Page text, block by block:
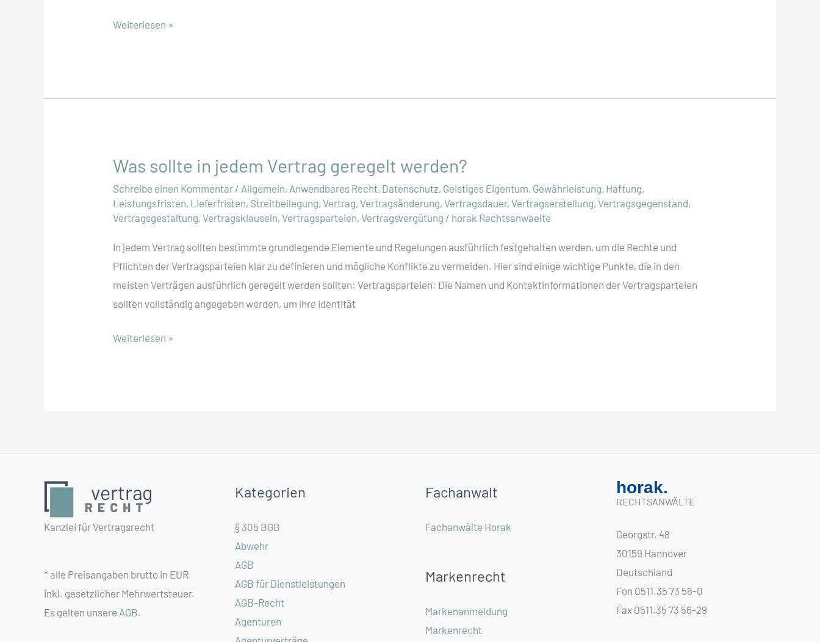
AGB
Weiterlesen »
Was sollte in jedem Vertrag geregelt werden?
Schreibe einen Kommentar / Allgemein, Anwendbares Recht, Datenschutz, Geistiges Eigentum, Gewährleistung, Haftung,
Leistungsfristen, Lieferfristen, Streitbeilegung,Vertrag,Vertragsänderung,Vertragsdauer,Vertragserstellung,Vertragsgegenstand,
Vertragsgestaltung,Vertragsklauseln,Vertragsparteien,Vertragsvergütung / horak Rechtsanwaelte
In jedem Vertrag sollten bestimmte grundlegende Elemente und Regelungen ausführlich festgehalten werden, um die Rechte und
Pflichten der Vertragsparteien klar zu definieren und mögliche Konflikte zu vermeiden. Hier sind einige wichtige Punkte, die in den
meisten Verträgen ausführlich geregelt werden sollten: Vertragsparteien: Die Namen und Kontaktinformationen der Vertragsparteien
sollten vollständig angegeben werden, um ihre Identität
Was
Weiterlesen »
Kanzlei für Vertragsrecht
* alle Preisangaben brutto in EUR
inkl. gesetzlicher Mehrwertsteuer.
Es gelten unsere AGB.
Kategorien
§ 305 BGB
Abwehr
AGB
AGB für Dienstleistungen
AGB-Recht
Agenturen
Fachanwalt
Fachanwälte Horak
Markenrecht
Markenanmeldung
Markenrecht
horak.
RECHTSANWÄLTE
Georgstr. 48
30159 Hannover
Deutschland
Fon 0511.35 73 56-0
Fax 0511.35 73 56-29